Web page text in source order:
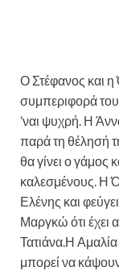
Ο Στέφανος και η
συμπεριφορά του
’ναι ψυχρή. Η
παρά τη θέλησή
θα γίνει ο γάμος
καλεσμένους. Η
Ελένης και
Μαργκώ ότι έχει
Τατιάνα.Η
μπορεί να